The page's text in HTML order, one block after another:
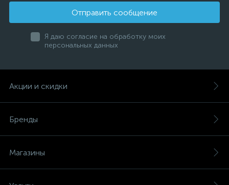
Отправить сообщение
Я даю согласие на обработку моих
персональных данных
Акции и скидки
Бренды
Магазины